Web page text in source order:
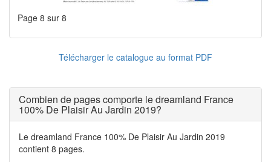
Page 8 sur 8
Télécharger le catalogue au format PDF
Combien de pages comporte le dreamland France
100% De Plaisir Au Jardin 2019?
Le dreamland France 100% De Plaisir Au Jardin 2019
contient 8 pages.